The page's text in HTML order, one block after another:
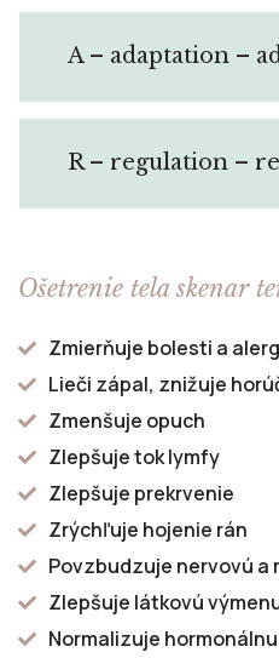
A – adaptation –
R – regulation –
Ošetrenie tela skenar
Zmierňuje bolesti a
Lieči zápal, znižuje
Zmenšuje opuch
Zlepšuje tok lymfy
Zlepšuje prekrvenie
Zrýchľuje hojenie rán
Povzbudzuje nervovú a
Zlepšuje látkovú
Normalizuje